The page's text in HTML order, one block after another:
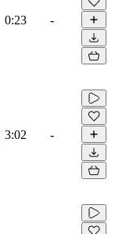
0:23 -
3:02 -